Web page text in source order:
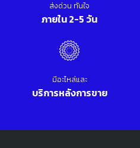
ส่งด่วน ทันใจ
ภายใน 2-5 วัน
มีอะไหล่และ
บริการหลังการขาย